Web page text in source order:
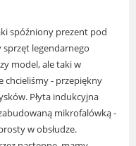
spóźniony prezent pod
legendarnego
model, ale taki w
chcieliśmy - przepiękny
Płyta indukcyjna
mikrofalówką -
w obsłudze.